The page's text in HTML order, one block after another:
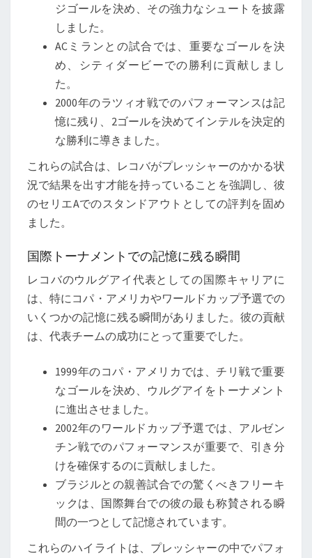
ジゴールを決め、その強力なシュートを披露
しました。
ACミランとの試合では、重要なゴールを決
め、シティダービーでの勝利に貢献しまし
た。
2000年のラツィオ戦でのパフォーマンスは記
憶に残り、2ゴールを決めてインテルを決定的
な勝利に導きました。
これらの試合は、レコバがプレッシャーのかかる状
況で結果を出す才能を持っていることを強調し、彼
のセリエAでのスタンドアウトとしての評判を固め
ました。
国際トーナメントでの記憶に残る瞬間
レコバのウルグアイ代表としての国際キャリアに
は、特にコパ・アメリカやワールドカップ予選での
いくつかの記憶に残る瞬間がありました。彼の貢献
は、代表チームの成功にとって重要でした。
1999年のコパ・アメリカでは、チリ戦で重要
なゴールを決め、ウルグアイをトーナメント
に進出させました。
2002年のワールドカップ予選では、アルゼン
チン戦でのパフォーマンスが重要で、引き分
けを確保するのに貢献しました。
ブラジルとの親善試合での驚くべきフリーキ
ックは、国際舞台での彼の最も称賛される瞬
間の一つとして記憶されています。
これらのハイライトは、プレッシャーの中でパフォ